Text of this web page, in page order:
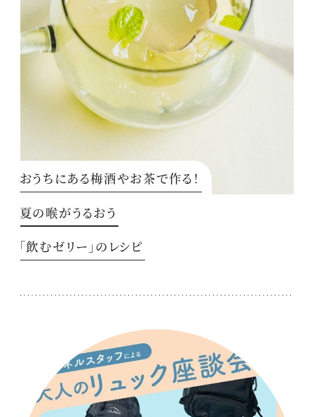
おうちにある梅酒やお茶で作る！
夏の喉がうるおう
「飲むゼリー」のレシピ